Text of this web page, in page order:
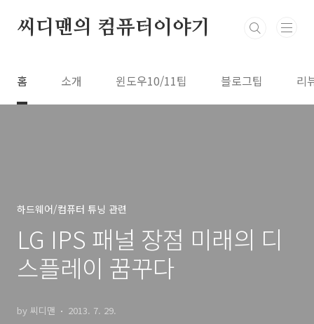
씨디맨의 컴퓨터이야기
홈 소개 윈도우10/11팁 블로그팁 리
하드웨어/컴퓨터 튜닝 관련
LG IPS 패널 장점 미래의 디
스플레이 꿈꾸다
by 씨디맨 2013. 7. 29.